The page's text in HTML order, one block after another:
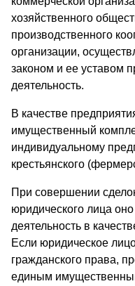
хозяйственного
производственного
организации,
законом и ее уставом
деятельность.
В качестве
имущественный
индивидуальному
крестьянского
При совершении
юридического лица
деятельность в
Если юридическое
гражданского права,
единым